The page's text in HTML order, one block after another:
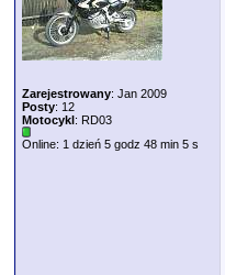
Zarejestrowany: Jan 2009
Posty: 12
Motocykl: RD03
Online: 1 dzień 5 godz 48 min 5 s